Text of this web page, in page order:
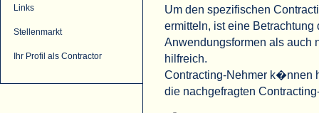
Links
Stellenmarkt
Ihr Profil als Contractor
Um den spezifischen
ermitteln, ist eine
Anwendungsformen als auch
hilfreich.
Contracting-Nehmer k�nnen
die nachgefragten